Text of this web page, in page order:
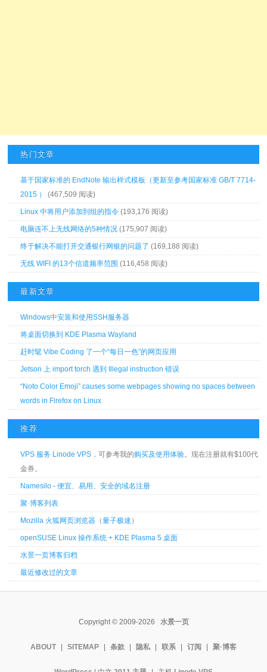
热门文章
基于国家标准的 EndNote 输出样式模板（更新至参考国家标准 GB/T 7714-
2015 ）
(467,509 阅读)
Linux 中将用户添加到组的指令 (193,176 阅读)
电脑连不上无线网络的5种情况 (175,907 阅读)
终于解决不能打开交通银行网银的问题了 (169,188 阅读)
无线 WIFI 的13个信道频率范围 (116,458 阅读)
最新文章
Windows中安装和使用SSH服务器
将桌面切换到 KDE Plasma Wayland
赶时髦 Vibe Coding 了一个“每日一色”的网页应用
Jetson 上 import torch 遇到 Illegal instruction 错误
“Noto Color Emoji” causes some webpages showing no spaces between
words in Firefox on Linux
推荐
VPS 服务 Linode VPS ，可参考我的购买及使用体验。现在注册就有$100代
金券。
Namesilo - 便宜、易用、安全的域名注册
聚·博客列表
Mozilla 火狐网页浏览器 （量子极速 ）
openSUSE Linux 操作系统 + KDE Plasma 5 桌面
水景一页博客归档
最近修改过的文章
Copyright © 2009-2026 水景一页
ABOUT SITEMAP 条款 隐私 联系 订阅 聚·博客